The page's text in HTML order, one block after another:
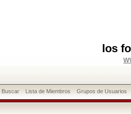
los
Buscar Lista de Miembros Grupos de Usuarios